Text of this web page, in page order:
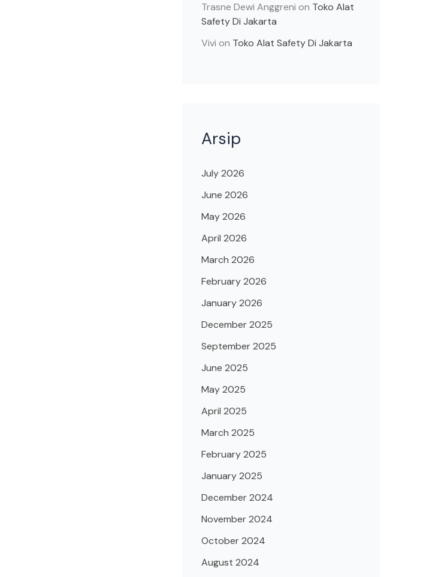
Trasne Dewi Anggreni on Toko Alat
Safety Di Jakarta
Vivi on Toko Alat Safety Di Jakarta
Arsip
July 2026
June 2026
May 2026
April 2026
March 2026
February 2026
January 2026
December 2025
September 2025
June 2025
May 2025
April 2025
March 2025
February 2025
January 2025
December 2024
November 2024
October 2024
August 2024